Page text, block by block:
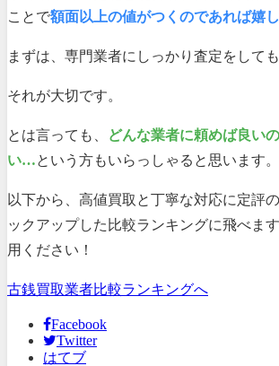
ことで額面以上の値がつくのであれば嬉
まずは、専門業者にしっかり査定をしても
それが大切です。
とは言っても、
どんな業者に頼めば良い
い…という方もいらっしゃると思います。
以下から、高値買取と丁寧な対応に定評
ックアップした比較ランキングに飛べま
用ください！
古銭買取業者比較ランキングへ
Facebook
Twitter
はてブ